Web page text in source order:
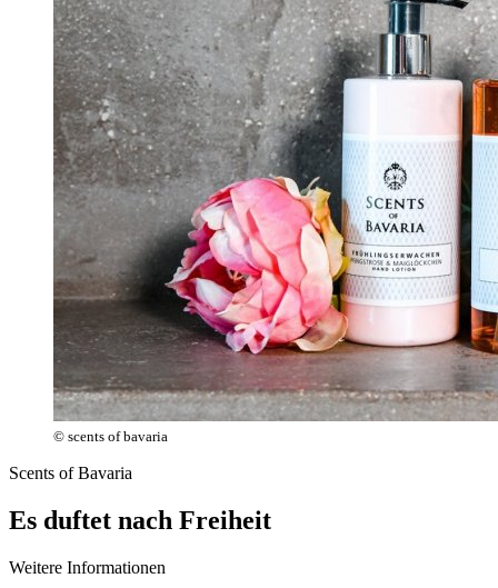
© scents of bavaria
Scents of Bavaria
Es duftet nach Freiheit
Weitere Informationen